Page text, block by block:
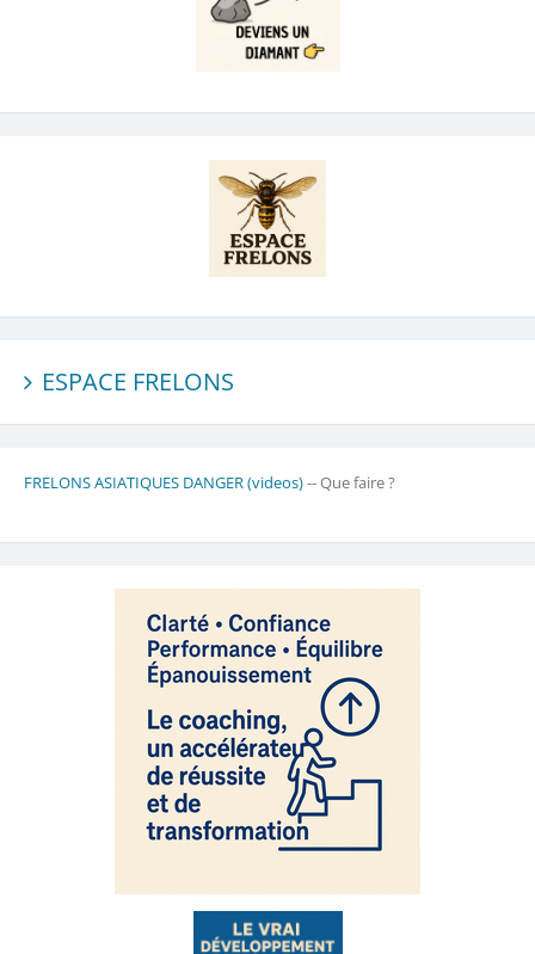
ESPACE FRELONS
FRELONS ASIATIQUES DANGER (videos)-- Que faire ?